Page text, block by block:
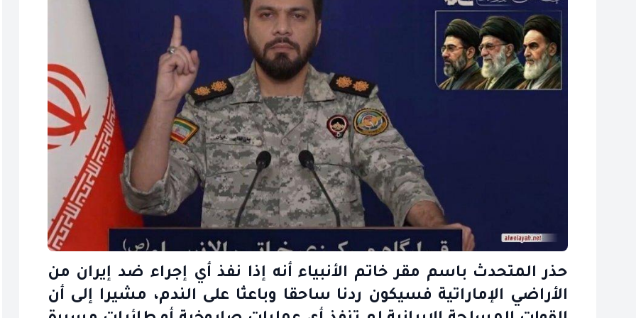
حذر المتحدث باسم مقر خاتم الأنبياء أنه إذا نفذ أي إجراء ضد إيران من
الأراضي الإماراتية فسيكون ردنا ساحقا وباعثا على الندم، مشيرا إلى أن